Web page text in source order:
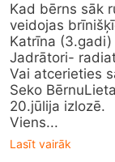
Kad bērns sāk
veidojas
Katrīna
Jadrātori-
Vai atcerieties
Seko Bē
20.jūlija izlozē.
Viens...
Lasīt vairāk